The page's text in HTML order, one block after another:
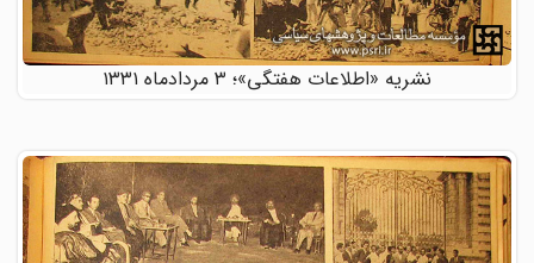
نشریه «اطلاعات هفتگی»؛ ٣ مردادماه ١٣٣١